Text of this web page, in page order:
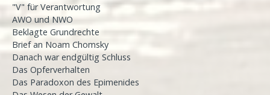
"V" für Verantwortung
AWO und NWO
Beklagte Grundrechte
Brief an Noam Chomsky
Danach war endgültig Schluss
Das Opferverhalten
Das Paradoxon des Epimenides